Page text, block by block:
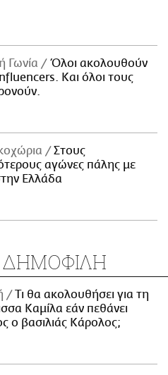
Γωνία
Όλοι ακολουθούν
Και όλοι τους
Στους
αγώνες πάλης με
Ελλάδα
ΔΗΜΟΦΙΛΗ
Τι θα ακολουθήσει για τη
Καμίλα εάν πεθάνει
ο βασιλιάς Κάρολος;